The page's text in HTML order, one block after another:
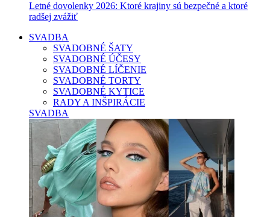
Letné dovolenky 2026: Ktoré krajiny sú bezpečné a ktoré
radšej zvážiť
SVADBA
SVADOBNÉ ŠATY
SVADOBNÉ ÚČESY
SVADOBNÉ LÍČENIE
SVADOBNÉ TORTY
SVADOBNÉ KYTICE
RADY A INŠPIRÁCIE
SVADBA